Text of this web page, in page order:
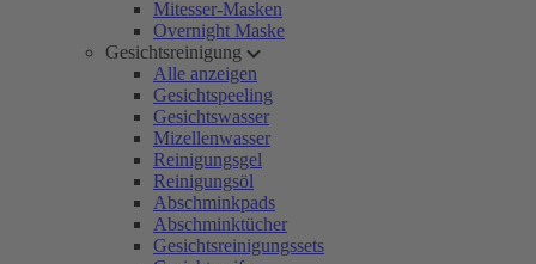
Mitesser-Masken
Overnight Maske
Gesichtsreinigung
Alle anzeigen
Gesichtspeeling
Gesichtswasser
Mizellenwasser
Reinigungsgel
Reinigungsöl
Abschminkpads
Abschminktücher
Gesichtsreinigungssets